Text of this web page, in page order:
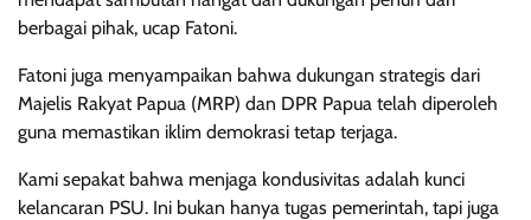
berbagai pihak, ucap Fatoni.
Fatoni juga menyampaikan bahwa dukungan strategis dari
Majelis Rakyat Papua (MRP) dan DPR Papua telah diperoleh
guna memastikan iklim demokrasi tetap terjaga.
Kami sepakat bahwa menjaga kondusivitas adalah kunci
kelancaran PSU. Ini bukan hanya tugas pemerintah, tapi juga